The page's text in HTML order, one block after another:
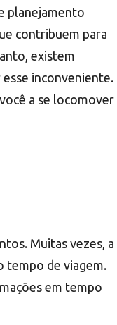
planejamento
contribuem para
existem
inconveniente.
a se locomover
Muitas vezes, a
tempo de viagem.
em tempo